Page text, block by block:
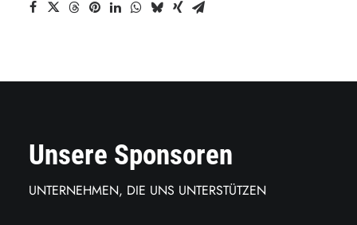
Unsere Sponsoren
UNTERNEHMEN, DIE UNS UNTERSTÜTZEN